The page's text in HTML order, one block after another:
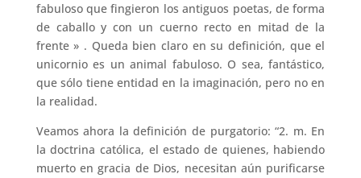
fabuloso que fingieron los antiguos poetas, de forma
de caballo y con un cuerno recto en mitad de la
frente » . Queda bien claro en su definición, que el
unicornio es un animal fabuloso. O sea, fantástico,
que sólo tiene entidad en la imaginación, pero no en
la realidad.
Veamos ahora la definición de purgatorio: “2. m. En
la doctrina católica, el estado de quienes, habiendo
muerto en gracia de Dios, necesitan aún purificarse